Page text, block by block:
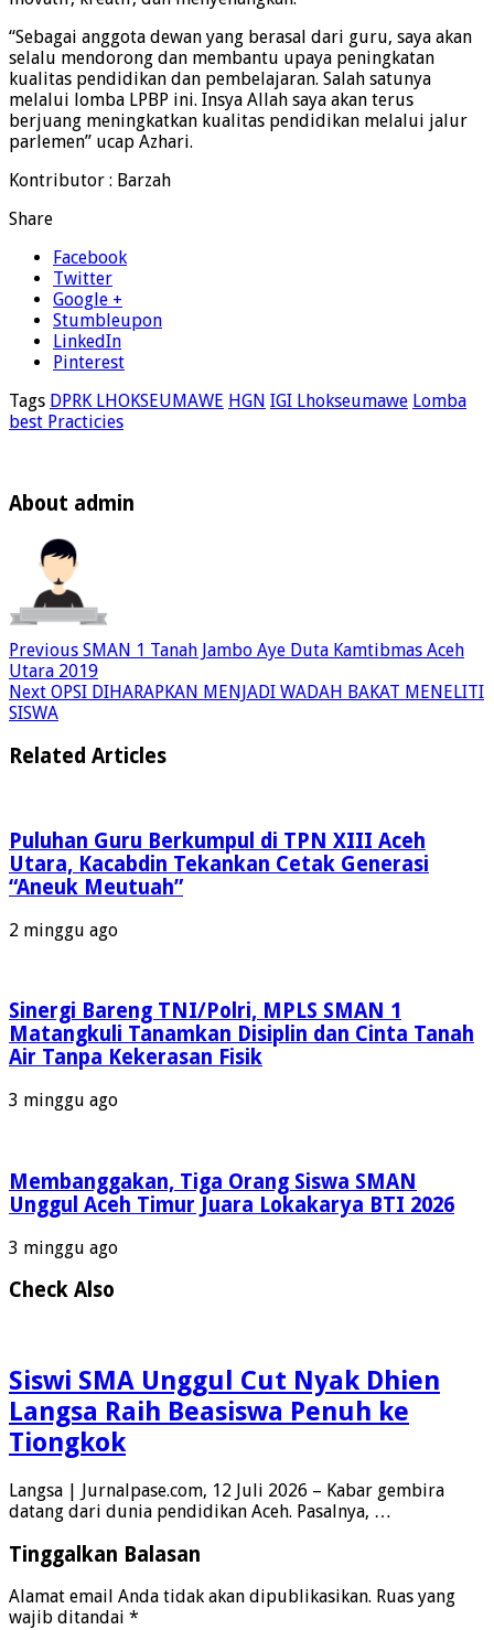
“Sebagai anggota dewan yang berasal dari guru, saya akan
selalu mendorong dan membantu upaya peningkatan
kualitas pendidikan dan pembelajaran. Salah satunya
melalui lomba LPBP ini. Insya Allah saya akan terus
berjuang meningkatkan kualitas pendidikan melalui jalur
parlemen” ucap Azhari.
Kontributor : Barzah
Share
Facebook
Twitter
Google +
Stumbleupon
LinkedIn
Pinterest
Tags DPRK LHOKSEUMAWE HGN IGI Lhokseumawe Lomba
best Practicies
About admin
Previous SMAN 1 Tanah Jambo Aye Duta Kamtibmas Aceh
Utara 2019
Next OPSI DIHARAPKAN MENJADI WADAH BAKAT MENELITI
SISWA
Related Articles
Puluhan Guru Berkumpul di TPN XIII Aceh
Utara, Kacabdin Tekankan Cetak Generasi
“Aneuk Meutuah”
2 minggu ago
Sinergi Bareng TNI/Polri, MPLS SMAN 1
Matangkuli Tanamkan Disiplin dan Cinta Tanah
Air Tanpa Kekerasan Fisik
3 minggu ago
Membanggakan, Tiga Orang Siswa SMAN
Unggul Aceh Timur Juara Lokakarya BTI 2026
3 minggu ago
Check Also
Siswi SMA Unggul Cut Nyak Dhien
Langsa Raih Beasiswa Penuh ke
Tiongkok
Langsa | Jurnalpase.com, 12 Juli 2026 – Kabar gembira
datang dari dunia pendidikan Aceh. Pasalnya, …
Tinggalkan Balasan
Alamat email Anda tidak akan dipublikasikan. Ruas yang
wajib ditandai *